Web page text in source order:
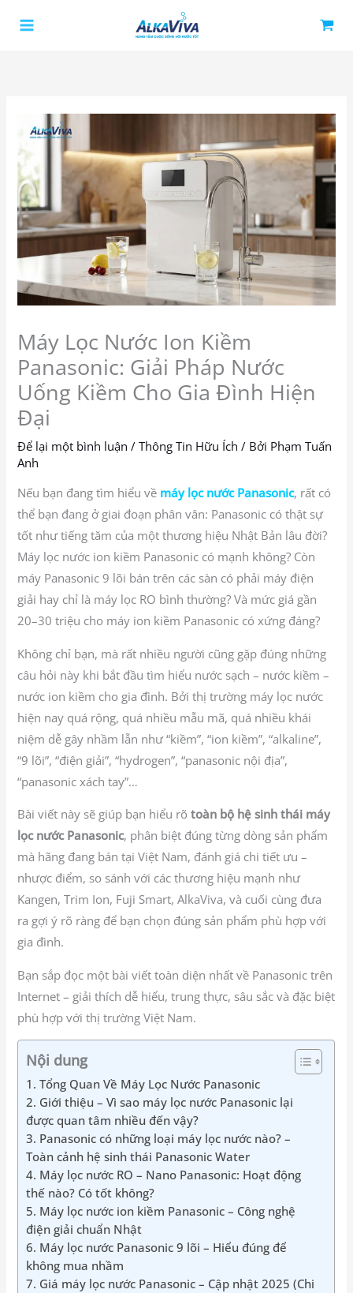
Máy Lọc Nước Ion Kiềm
Panasonic: Giải Pháp Nước
Uống Kiềm Cho Gia Đình Hiện
Đại
Để lại một bình luận /Thông Tin Hữu Ích / Bởi Phạm Tuấn
Anh
Nếu bạn đang tìm hiểu về máy lọc nước Panasonic, rất có
thể bạn đang ở giai đoạn phân vân: Panasonic có thật sự
tốt như tiếng tăm của một thương hiệu Nhật Bản lâu đời?
Máy lọc nước ion kiềm Panasonic có mạnh không? Còn
máy Panasonic 9 lõi bán trên các sàn có phải máy điện
giải hay chỉ là máy lọc RO bình thường? Và mức giá gần
20–30 triệu cho máy ion kiềm Panasonic có xứng đáng?
Không chỉ bạn, mà rất nhiều người cũng gặp đúng những
câu hỏi này khi bắt đầu tìm hiểu nước sạch – nước kiềm –
nước ion kiềm cho gia đình. Bởi thị trường máy lọc nước
hiện nay quá rộng, quá nhiều mẫu mã, quá nhiều khái
niệm dễ gây nhầm lẫn như “kiềm”, “ion kiềm”, “alkaline”,
“9 lõi”, “điện giải”, “hydrogen”, “panasonic nội địa”,
“panasonic xách tay”…
Bài viết này sẽ giúp bạn hiểu rõtoàn bộ hệ sinh thái máy
lọc nước Panasonic, phân biệt đúng từng dòng sản phẩm
mà hãng đang bán tại Việt Nam, đánh giá chi tiết ưu –
nhược điểm, so sánh với các thương hiệu mạnh như
Kangen, Trim Ion, Fuji Smart, AlkaViva, và cuối cùng đưa
ra gợi ý rõ ràng để bạn chọn đúng sản phẩm phù hợp với
gia đình.
Bạn sắp đọc một bài viết toàn diện nhất về Panasonic trên
Internet – giải thích dễ hiểu, trung thực, sâu sắc và đặc biệt
phù hợp với thị trường Việt Nam.
Nội dung
1. Tổng Quan Về Máy Lọc Nước Panasonic
2. Giới thiệu – Vì sao máy lọc nước Panasonic lại
được quan tâm nhiều đến vậy?
3. Panasonic có những loại máy lọc nước nào? –
Toàn cảnh hệ sinh thái Panasonic Water
4. Máy lọc nước RO – Nano Panasonic: Hoạt động
thế nào? Có tốt không?
5. Máy lọc nước ion kiềm Panasonic – Công nghệ
điện giải chuẩn Nhật
6. Máy lọc nước Panasonic 9 lõi – Hiểu đúng để
không mua nhầm
7. Giá máy lọc nước Panasonic – Cập nhật 2025 (Chi